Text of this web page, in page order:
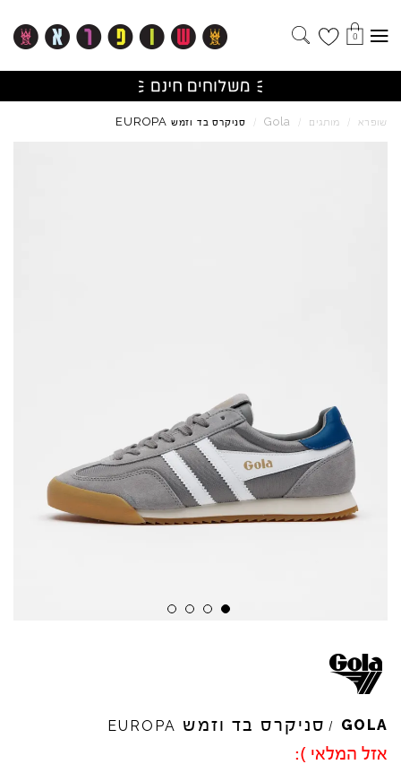
0
שופרא / מותגים /
Gola
/ סניקרס בד וזמש EUROPA
GOLA
/ סניקרס בד וזמש EUROPA
אזל המלאי ):